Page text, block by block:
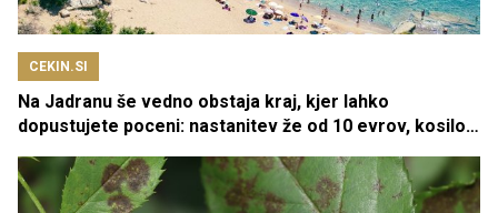
CEKIN.SI
Na Jadranu še vedno obstaja kraj, kjer lahko
dopustujete poceni: nastanitev že od 10 evrov, kosilo